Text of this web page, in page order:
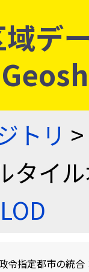
デ
トリ >
タイ
令指定都市の統